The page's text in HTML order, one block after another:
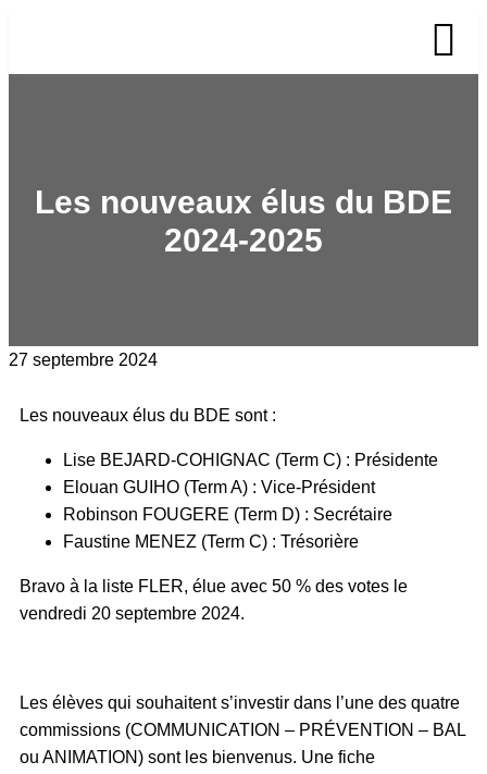
Les nouveaux élus du BDE
2024-2025
27 septembre 2024
Les nouveaux élus du BDE sont :
Lise BEJARD-COHIGNAC (Term C) : Présidente
Elouan GUIHO (Term A) : Vice-Président
Robinson FOUGERE (Term D) : Secrétaire
Faustine MENEZ (Term C) : Trésorière
Bravo à la liste FLER, élue avec 50 % des votes le
vendredi 20 septembre 2024.
Les élèves qui souhaitent s’investir dans l’une des quatre
commissions (COMMUNICATION – PRÉVENTION – BAL
ou ANIMATION) sont les bienvenus. Une fiche